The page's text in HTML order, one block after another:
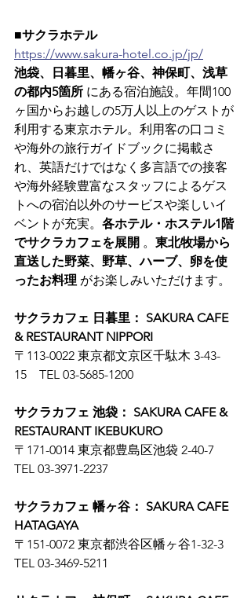
■サクラホテル
https://www.sakura-hotel.co.jp/jp/
池袋、日暮里、幡ヶ谷、神保町、浅草
の都内5箇所 にある宿泊施設。年間100
ヶ国からお越しの5万人以上のゲストが
利用する東京ホテル。利用客の口コミ
や海外の旅行ガイドブックに掲載さ
れ、英語だけではなく多言語での接客
や海外経験豊富なスタッフによるゲス
トへの宿泊以外のサービスや楽しいイ
ベントが充実。 各ホテル・ホステル1階
でサクラカフェを展開 。 東北牧場から
直送した野菜、野草、ハーブ、卵を使
ったお料理 がお楽しみいただけます。
サクラカフェ 日暮里： SAKURA CAFE
& RESTAURANT NIPPORI
〒113-0022 東京都文京区千駄木 3-43-
15　TEL 03-5685-1200
サクラカフェ 池袋： SAKURA CAFE &
RESTAURANT IKEBUKURO
〒171-0014 東京都豊島区池袋 2-40-7
TEL 03-3971-2237
サクラカフェ 幡ヶ谷： SAKURA CAFE
HATAGAYA
〒151-0072 東京都渋谷区幡ヶ谷1-32-3
TEL 03-3469-5211